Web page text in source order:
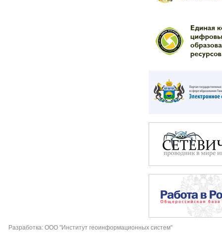
Разработка: ООО "Институт геоинформационных систем"